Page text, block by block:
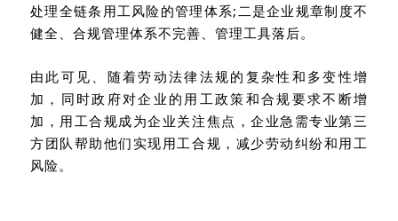
处理全链条用工风险的管理体系;二是企业规章制度不
健全、合规管理体系不完善、管理工具落后。
由此可见、随着劳动法律法规的复杂性和多变性增
加，同时政府对企业的用工政策和合规要求不断增
加，用工合规成为企业关注焦点，企业急需专业第三
方团队帮助他们实现用工合规，减少劳动纠纷和用工
风险。